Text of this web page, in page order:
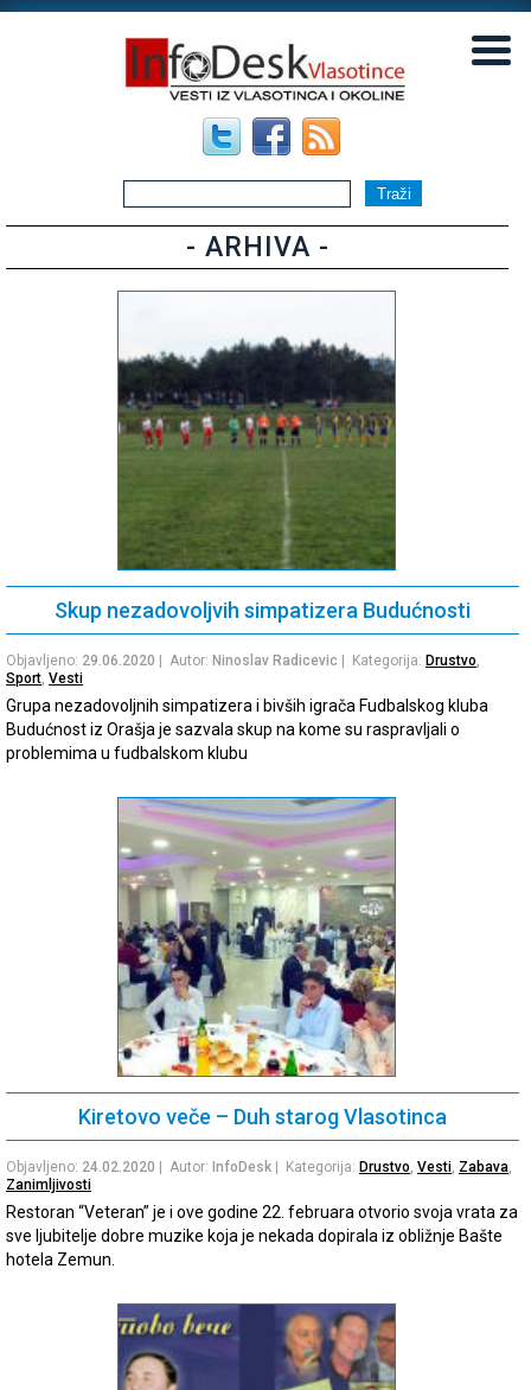
- ARHIVA -
Skup nezadovoljvih simpatizera Budućnosti
Objavljeno: 29.06.2020 | Autor: Ninoslav Radicevic | Kategorija: Drustvo,
Sport, Vesti
Grupa nezadovoljnih simpatizera i bivših igrača Fudbalskog kluba
Budućnost iz Orašja je sazvala skup na kome su raspravljali o
problemima u fudbalskom klubu
Kiretovo veče – Duh starog Vlasotinca
Objavljeno: 24.02.2020 | Autor: InfoDesk | Kategorija: Drustvo, Vesti, Zabava,
Zanimljivosti
Restoran “Veteran” je i ove godine 22. februara otvorio svoja vrata za
sve ljubitelje dobre muzike koja je nekada dopirala iz obližnje Bašte
hotela Zemun.